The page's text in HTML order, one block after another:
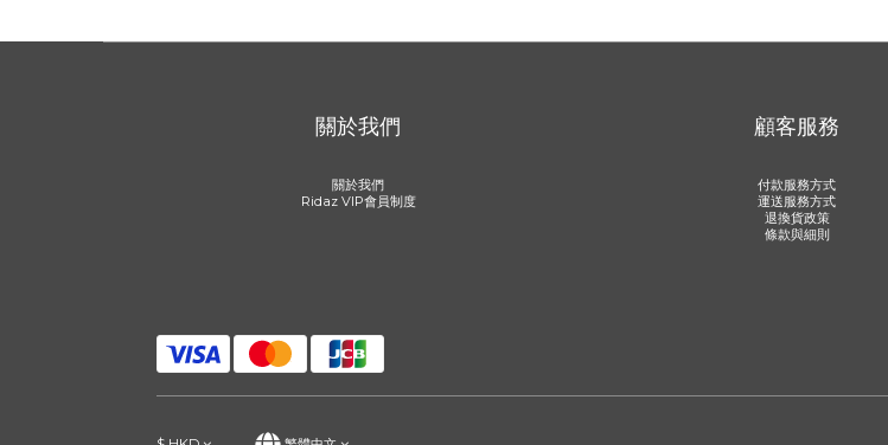
關於我們
關於我們
Ridaz VIP會員制度
顧客服務
付款服務方式
運送服務方式
退換貨政策
條款與細則